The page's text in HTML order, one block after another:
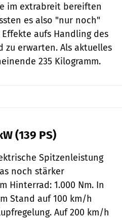
im extrabreit bereiften
es also "nur noch"
aufs Handling des
zu erwarten. Als aktuelles
235 Kilogramm.
(139 PS)
Spitzenleistung
noch stärker
Hinterrad: 1.000 Nm. In
Stand auf 100 km/h
Auf 200 km/h